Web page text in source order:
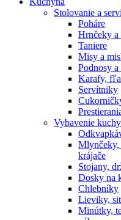
Stolovanie a
Poháre
Hrnčeky a
Taniere
Misy a
Podnosy
Karafy,
Servítniky
Vybavenie
Mlynčeky,
krájače
Stojany,
Dosky na
Chlebníky
Lieviky,
Minútky,